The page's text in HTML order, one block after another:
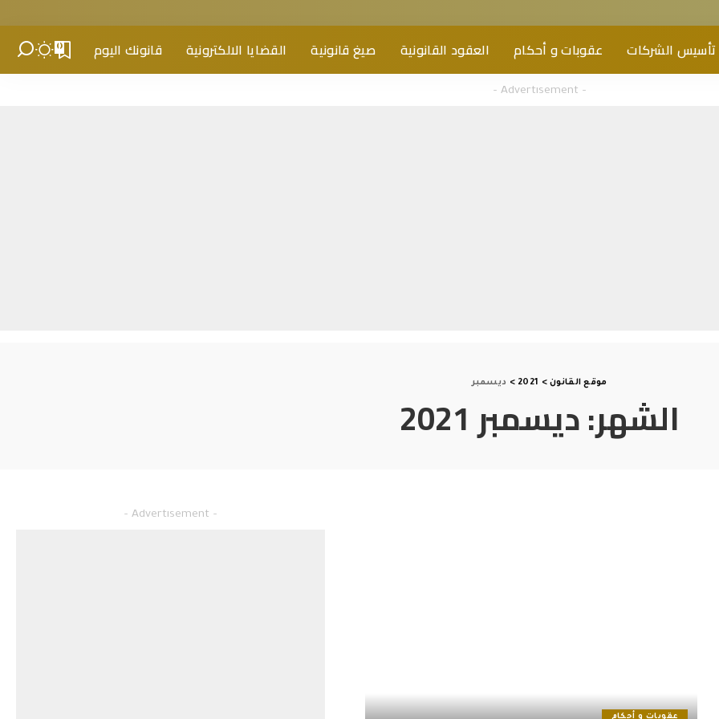
تأسيس الشركات عقوبات و أحكام العقود القانونية صيغ قانونية القضايا الالكترونية قانونك اليوم 0
– Advertisement –
موقع القانون>
2021
> ديسمبر
الشهر:ديسمبر 2021
عقوبات و أحكام
– Advertisement –